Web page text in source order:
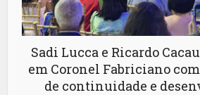
Sadi Lucca e Ricardo
em Coronel Fabriciano
de continuidade e